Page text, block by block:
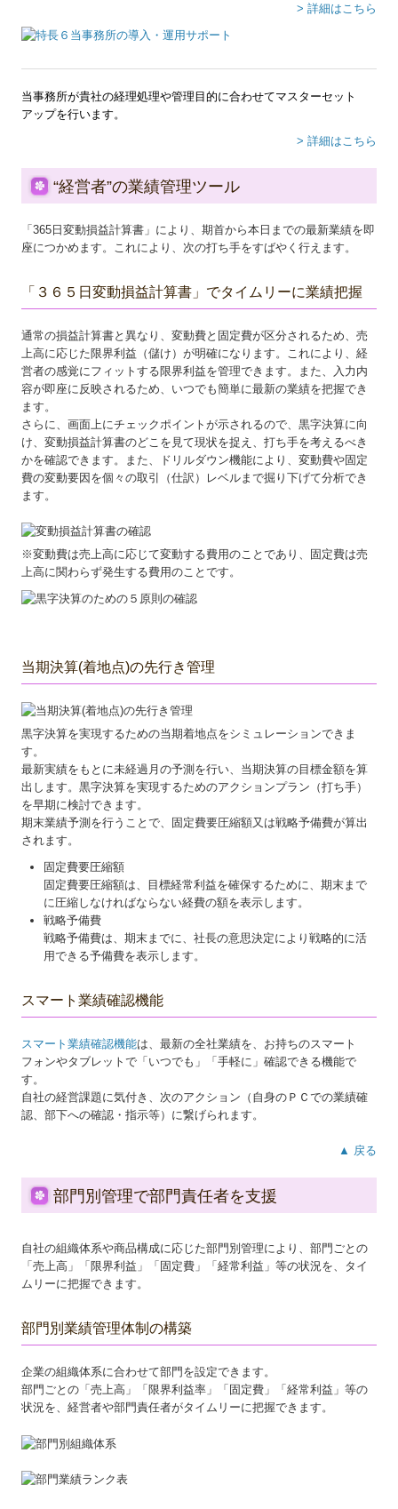
> 詳細はこちら
当事務所が貴社の経理処理や管理目的に合わせてマスターセット
アップを行います。
> 詳細はこちら
“経営者”の業績管理ツール
「365日変動損益計算書」により、期首から本日までの最新業績を即
座につかめます。これにより、次の打ち手をすばやく行えます。
「３６５日変動損益計算書」でタイムリーに業績把握
通常の損益計算書と異なり、変動費と固定費が区分されるため、売
上高に応じた限界利益（儲け）が明確になります。これにより、経
営者の感覚にフィットする限界利益を管理できます。また、入力内
容が即座に反映されるため、いつでも簡単に最新の業績を把握でき
ます。
さらに、画面上にチェックポイントが示されるので、黒字決算に向
け、変動損益計算書のどこを見て現状を捉え、打ち手を考えるべき
かを確認できます。また、ドリルダウン機能により、変動費や固定
費の変動要因を個々の取引（仕訳）レベルまで掘り下げて分析でき
ます。
※変動費は売上高に応じて変動する費用のことであり、固定費は売
上高に関わらず発生する費用のことです。
当期決算(着地点)の先行き管理
黒字決算を実現するための当期着地点をシミュレーションできま
す。
最新実績をもとに未経過月の予測を行い、当期決算の目標金額を算
出します。黒字決算を実現するためのアクションプラン（打ち手）
を早期に検討できます。
期末業績予測を行うことで、固定費要圧縮額又は戦略予備費が算出
されます。
固定費要圧縮額
固定費要圧縮額は、目標経常利益を確保するために、期末まで
に圧縮しなければならない経費の額を表示します。
戦略予備費
戦略予備費は、期末までに、社長の意思決定により戦略的に活
用できる予備費を表示します。
スマート業績確認機能
スマート業績確認機能は、最新の全社業績を、お持ちのスマート
フォンやタブレットで「いつでも」「手軽に」確認できる機能で
す。
自社の経営課題に気付き、次のアクション（自身のＰＣでの業績確
認、部下への確認・指示等）に繋げられます。
▲ 戻る
部門別管理で部門責任者を支援
自社の組織体系や商品構成に応じた部門別管理により、部門ごとの
「売上高」「限界利益」「固定費」「経常利益」等の状況を、タイ
ムリーに把握できます。
部門別業績管理体制の構築
企業の組織体系に合わせて部門を設定できます。
部門ごとの「売上高」「限界利益率」「固定費」「経常利益」等の
状況を、経営者や部門責任者がタイムリーに把握できます。